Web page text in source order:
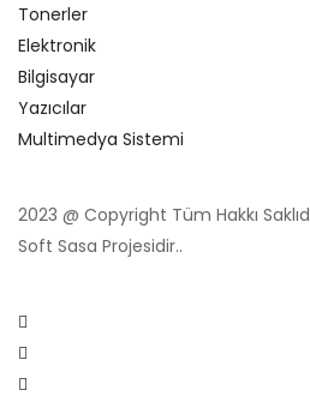
Tonerler
Elektronik
Bilgisayar
Yazıcılar
Multimedya Sistemi
2023 @ Copyright Tüm Hakkı
Soft Sasa Projesidir..